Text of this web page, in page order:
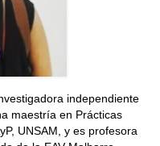
independiente
maestría en Prácticas
UNSAM, y es profesora